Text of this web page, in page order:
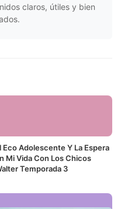
claros, útiles y bien
Eco Adolescente Y La Espera
Mi Vida Con Los Chicos
Temporada 3